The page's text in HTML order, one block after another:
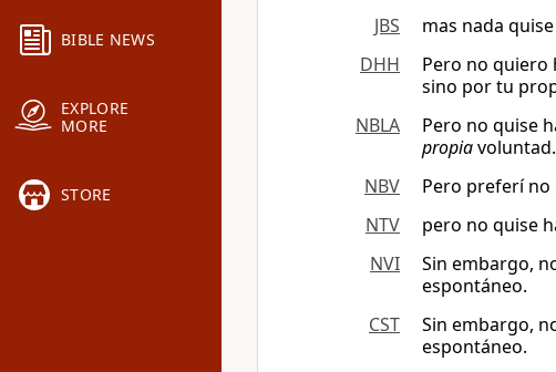
BIBLE NEWS
EXPLORE
MORE
STORE
JBS
mas nada
DHH
Pero no quiero
sino por tu
NBLA
Pero no quise
propiavoluntad.
NBV
Pero preferí
NTV
pero no quise
NVI
Sin embargo,
espontáneo.
CST
Sin embargo,
espontáneo.